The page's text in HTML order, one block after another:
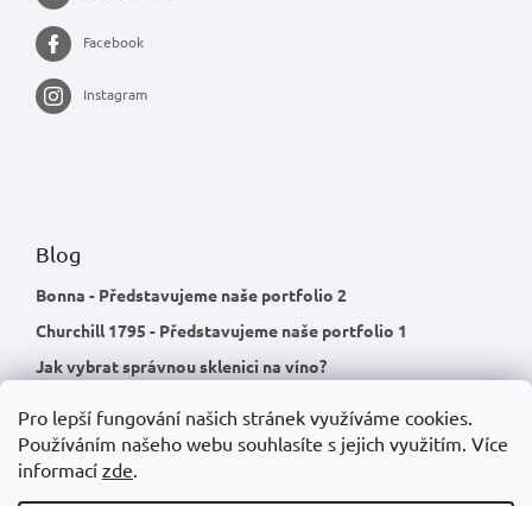
Pro lepší fungování našich stránek využíváme cookies.
Používáním našeho webu souhlasíte s jejich využitím. Více
informací zde.
Facebook
Instagram
Blog
Bonna - Představujeme naše portfolio 2
Churchill 1795 - Představujeme naše portfolio 1
Jak vybrat správnou sklenici na víno?